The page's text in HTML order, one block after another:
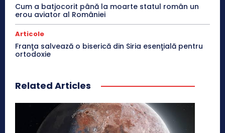
Cum a batjocorit până la moarte statul român un
erou aviator al României
Articole
Franţa salvează o biserică din Siria esenţială pentru
ortodoxie
Related Articles